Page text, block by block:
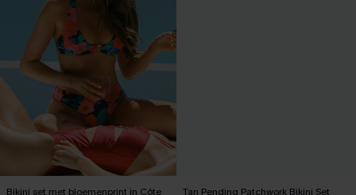
Bikini set met bloemenprint in Côte
Tan Pending Patchwork Bikini Set